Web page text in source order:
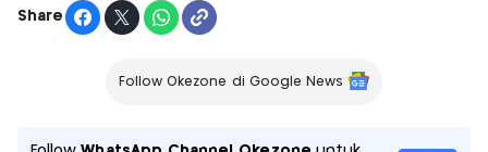
Share
Follow Okezone di Google News